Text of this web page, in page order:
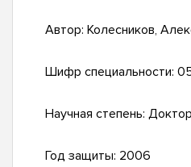
Автор: Колесников,
Шифр специальности:
Научная степень:
Год защиты: 2006